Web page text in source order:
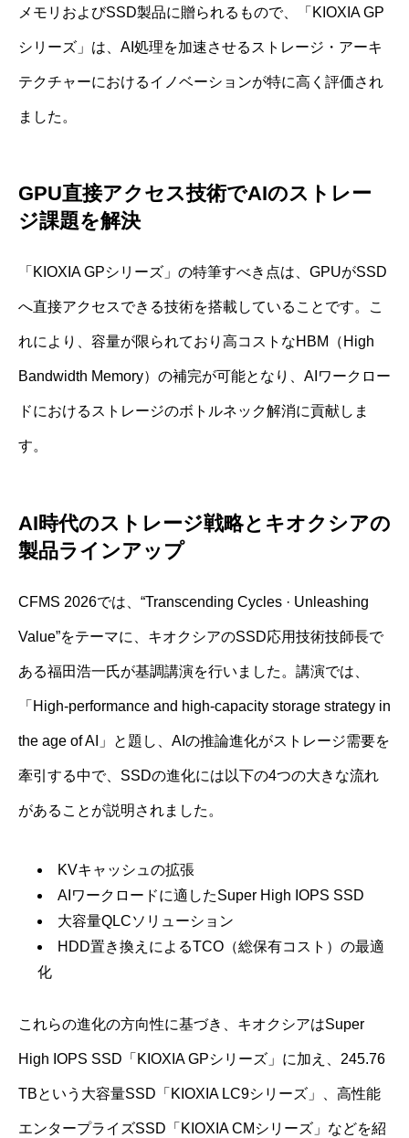
メモリおよびSSD製品に贈られるもので、「KIOXIA GP
シリーズ」は、AI処理を加速させるストレージ・アーキ
テクチャーにおけるイノベーションが特に高く評価され
ました。
GPU直接アクセス技術でAIのストレー
ジ課題を解決
「KIOXIA GPシリーズ」の特筆すべき点は、GPUがSSD
へ直接アクセスできる技術を搭載していることです。こ
れにより、容量が限られており高コストなHBM（High
Bandwidth Memory）の補完が可能となり、AIワークロー
ドにおけるストレージのボトルネック解消に貢献しま
す。
AI時代のストレージ戦略とキオクシアの
製品ラインアップ
CFMS 2026では、“Transcending Cycles · Unleashing
Value”をテーマに、キオクシアのSSD応用技術技師長で
ある福田浩一氏が基調講演を行いました。講演では、
「High-performance and high-capacity storage strategy in
the age of AI」と題し、AIの推論進化がストレージ需要を
牽引する中で、SSDの進化には以下の4つの大きな流れ
があることが説明されました。
KVキャッシュの拡張
AIワークロードに適したSuper High IOPS SSD
大容量QLCソリューション
HDD置き換えによるTCO（総保有コスト）の最適
化
これらの進化の方向性に基づき、キオクシアはSuper
High IOPS SSD「KIOXIA GPシリーズ」に加え、245.76
TBという大容量SSD「KIOXIA LC9シリーズ」、高性能
エンタープライズSSD「KIOXIA CMシリーズ」などを紹